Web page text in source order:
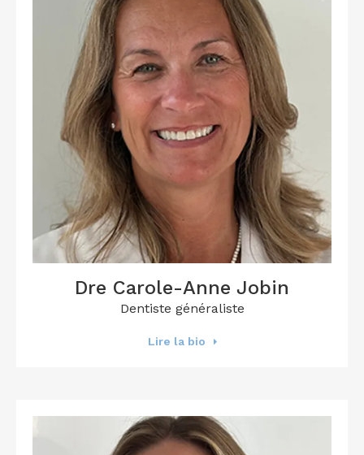
Dre Carole-Anne Jobin
Dentiste généraliste
Lire la bio